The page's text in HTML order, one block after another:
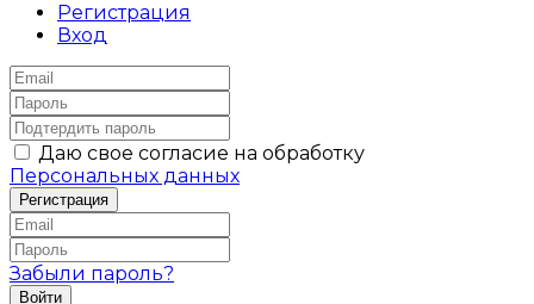
Регистрация
Вход
Даю свое согласие на обработку
Персональных данных
Забыли пароль?